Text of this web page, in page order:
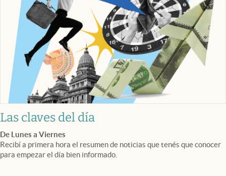
Las claves del día
De Lunes a Viernes
Recibí a primera hora el resumen de noticias que tenés que conocer
para empezar el día bien informado.